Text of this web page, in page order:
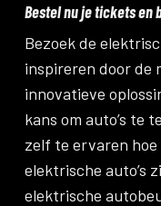
Bestel nu je tickets en
Bezoek de
inspireren door de
innovatieve
kans om auto’s te
zelf te ervaren
elektrische auto’s
elektrische